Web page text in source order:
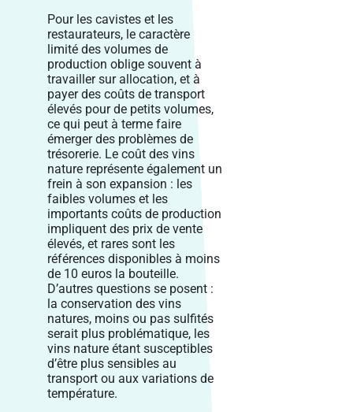
Pour les cavistes et les
restaurateurs, le caractère
limité des volumes de
production oblige souvent à
travailler sur allocation, et à
payer des coûts de transport
élevés pour de petits volumes,
ce qui peut à terme faire
émerger des problèmes de
trésorerie. Le coût des vins
nature représente également un
frein à son expansion : les
faibles volumes et les
importants coûts de production
impliquent des prix de vente
élevés, et rares sont les
références disponibles à moins
de 10 euros la bouteille.
D’autres questions se posent :
la conservation des vins
natures, moins ou pas sulfités
serait plus problématique, les
vins nature étant susceptibles
d’être plus sensibles au
transport ou aux variations de
température.